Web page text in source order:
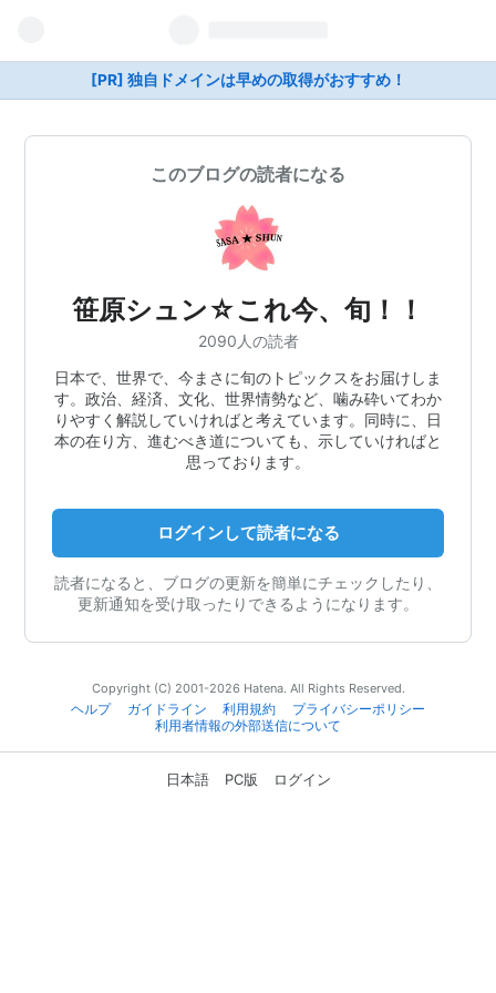
[PR] 独自ドメインは早めの取得がおすすめ！
このブログの読者になる
笹原シュン☆これ今、旬！！
2090人の読者
日本で、世界で、今まさに旬のトピックスをお届けしま
す。政治、経済、文化、世界情勢など、噛み砕いてわか
りやすく解説していければと考えています。同時に、日
本の在り方、進むべき道についても、示していければと
思っております。
ログインして読者になる
読者になると、ブログの更新を簡単にチェックしたり、
更新通知を受け取ったりできるようになります。
Copyright (C) 2001-2026 Hatena. All Rights Reserved.
ヘルプ
ガイドライン 利用規約
プライバシーポリシー
利用者情報の外部送信について
日本語 PC版 ログイン